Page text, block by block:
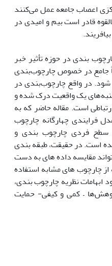
اعصاب جامعه عمل می‌کنند
قادر است بیم و امیدی در
بندی در حوزه تأثیر خبر
جامع در خصوص چارچوب‌بندی
در واقع چارچوب‌بندی در
یک واقعیت درک شده و
است. مقاله حاضر که به
فرایندی چهارگانه چارچوب
سطح فردی چارچوب بندی و
است. در حقیقت، طبقه بندی
مقایسه داده های به دست
چارچوب های مشابه استفاده
ابهامات نظریه چارچوب بندی،
– کمی و کیفی- حمایت